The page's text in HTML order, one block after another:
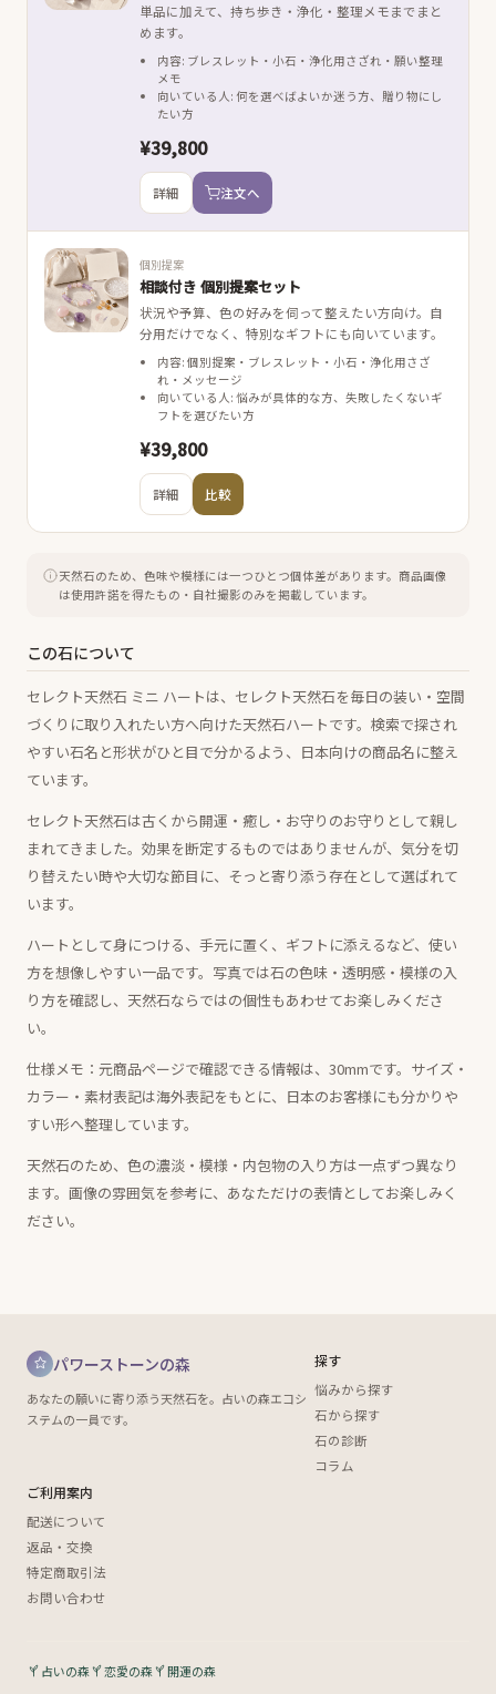
単品に加えて、持ち歩き・浄化・整理メモまでまと
めます。
内容: ブレスレット・小石・浄化用さざれ・願い整理
メモ
向いている人: 何を選べばよいか迷う方、贈り物にし
たい方
¥39,800
詳細 注文へ
個別提案
相談付き 個別提案セット
状況や予算、色の好みを伺って整えたい方向け。自
分用だけでなく、特別なギフトにも向いています。
内容: 個別提案・ブレスレット・小石・浄化用さざ
れ・メッセージ
向いている人: 悩みが具体的な方、失敗したくないギ
フトを選びたい方
¥39,800
詳細 比較
天然石のため、色味や模様には一つひとつ個体差があります。 商品画像
は使用許諾を得たもの・自社撮影のみを掲載しています。
この石について
セレクト天然石 ミニ ハートは、セレクト天然石を毎日の装い・空間
づくりに取り入れたい方へ向けた天然石ハートです。検索で探され
やすい石名と形状がひと目で分かるよう、日本向けの商品名に整え
ています。
セレクト天然石は古くから開運・癒し・お守りのお守りとして親し
まれてきました。効果を断定するものではありませんが、気分を切
り替えたい時や大切な節目に、そっと寄り添う存在として選ばれて
います。
ハートとして身につける、手元に置く、ギフトに添えるなど、使い
方を想像しやすい一品です。写真では石の色味・透明感・模様の入
り方を確認し、天然石ならではの個性もあわせてお楽しみくださ
い。
仕様メモ：元商品ページで確認できる情報は、30mmです。サイズ・
カラー・素材表記は海外表記をもとに、日本のお客様にも分かりや
すい形へ整理しています。
天然石のため、色の濃淡・模様・内包物の入り方は一点ずつ異なり
ます。画像の雰囲気を参考に、あなただけの表情としてお楽しみく
ださい。
パワーストーンの森
あなたの願いに寄り添う天然石を。占いの森エコシ
ステムの一員です。
探す
悩みから探す
石から探す
石の診断
コラム
ご利用案内
配送について
返品・交換
特定商取引法
お問い合わせ
占いの森 恋愛の森 開運の森